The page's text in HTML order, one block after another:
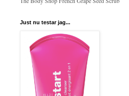
Just nu testar jag...